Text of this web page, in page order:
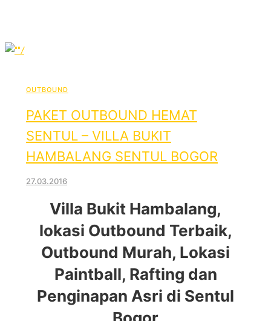
OUTBOUND
PAKET OUTBOUND HEMAT
SENTUL – VILLA BUKIT
HAMBALANG SENTUL BOGOR
27.03.2016
Villa Bukit Hambalang,
lokasi Outbound Terbaik,
Outbound Murah, Lokasi
Paintball, Rafting dan
Penginapan Asri di Sentul